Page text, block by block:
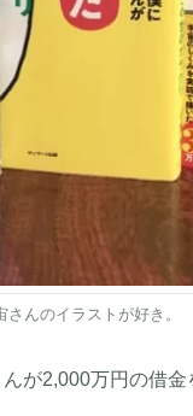
さんのイラストが好き。
が2,000万円の借